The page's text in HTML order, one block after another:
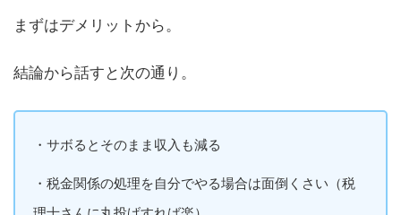
まずはデメリットから。
結論から話すと次の通り。
・サボるとそのまま収入も減る
・税金関係の処理を自分でやる場合は面倒くさい（税